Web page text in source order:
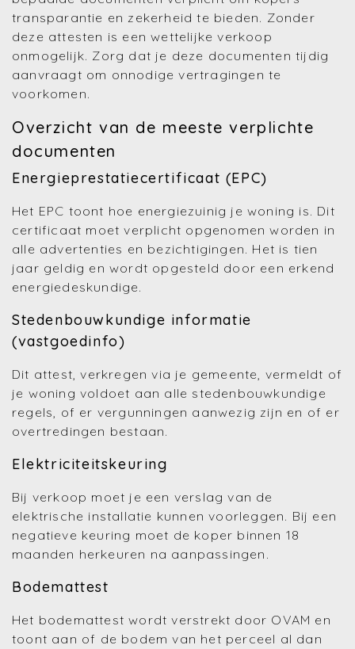
transparantie en zekerheid te bieden. Zonder
deze attesten is een wettelijke verkoop
onmogelijk. Zorg dat je deze documenten tijdig
aanvraagt om onnodige vertragingen te
voorkomen.
Overzicht van de meeste verplichte
documenten
Energieprestatiecertificaat (EPC)
Het EPC toont hoe energiezuinig je woning is. Dit
certificaat moet verplicht opgenomen worden in
alle advertenties en bezichtigingen. Het is tien
jaar geldig en wordt opgesteld door een erkend
energiedeskundige.
Stedenbouwkundige informatie
(vastgoedinfo)
Dit attest, verkregen via je gemeente, vermeldt of
je woning voldoet aan alle stedenbouwkundige
regels, of er vergunningen aanwezig zijn en of er
overtredingen bestaan.
Elektriciteitskeuring
Bij verkoop moet je een verslag van de
elektrische installatie kunnen voorleggen. Bij een
negatieve keuring moet de koper binnen 18
maanden herkeuren na aanpassingen.
Bodemattest
Het bodemattest wordt verstrekt door OVAM en
toont aan of de bodem van het perceel al dan